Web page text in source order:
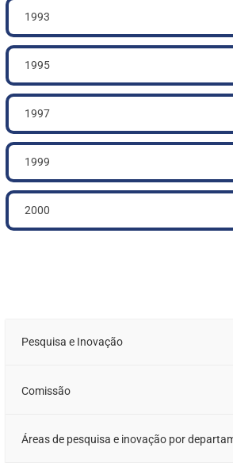
Pesquisa e Inovação
Comissão
Áreas de pesquisa e inovação por
1993
1995
1997
1999
2000